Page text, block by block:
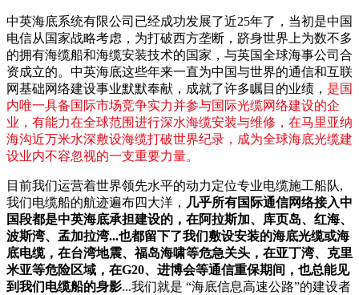
中英海底系统有限公司已经成功发展了近25年了，当初是中国
电信从国家战略考虑，为打破西方垄断，跻身世界上为数不多
的拥有海缆船和海缆安装技术的国家，与英国全球海事公司合
资成立的。中英海底这些年来一直为中国与世界的通信和互联
网基础网络建设事业默默奉献，成就了许多瞩目的业绩， 是国
内唯一具备国际市场竞争实力并参与国际光缆网络建设的企
业，有能力在全球范围进行深水海缆安装与维修，在马里亚纳
海沟近万米水深敷设海缆打破世界纪录，成为全球海底光缆建
设业内不容忽视的一支重要力量。
目前我们运营着世界领先水平的动力定位专业电缆施工船队,
我们电缆船的航迹遍布四大洋， 几乎所有国际通信网络接入中
国段都是中英海底承担建设的，在阿拉斯加、库页岛、红海、
波斯湾、孟加拉湾...也都留下了我们敷设安装的海底光缆或海
底电缆，在台湾地震、福岛海啸等危急关头，在亚丁湾、克里
米亚等危险区域，在G20、进博会等通信重保期间，也总能见
到我们电缆船的身影...我们就是 “海底信息高速公路”的建设者